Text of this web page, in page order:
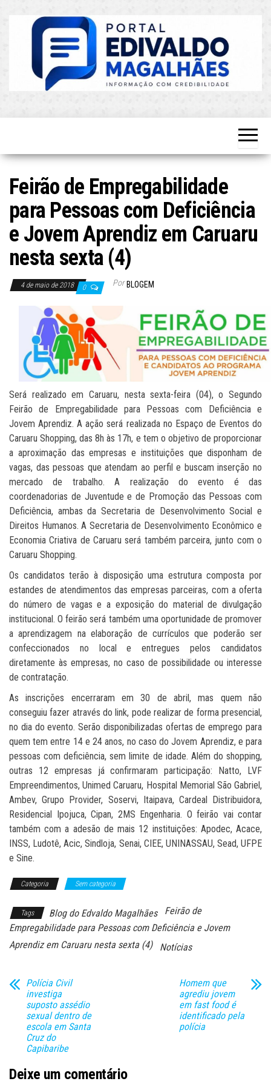
Atualizado!
Feirão de Empregabilidade
para Pessoas com Deficiência
e Jovem Aprendiz em Caruaru
nesta sexta (4)
4 de maio de 2018 0 Por BLOGEM
Será realizado em Caruaru, nesta sexta-feira (04), o Segundo
Feirão de Empregabilidade para Pessoas com Deficiência e
Jovem Aprendiz. A ação será realizada no Espaço de Eventos do
Caruaru Shopping, das 8h às 17h, e tem o objetivo de proporcionar
a aproximação das empresas e instituições que disponham de
vagas, das pessoas que atendam ao perfil e buscam inserção no
mercado de trabalho. A realização do evento é das
coordenadorias de Juventude e de Promoção das Pessoas com
Deficiência, ambas da Secretaria de Desenvolvimento Social e
Direitos Humanos. A Secretaria de Desenvolvimento Econômico e
Economia Criativa de Caruaru será também parceira, junto com o
Caruaru Shopping.
Os candidatos terão à disposição uma estrutura composta por
estandes de atendimentos das empresas parceiras, com a oferta
do número de vagas e a exposição do material de divulgação
institucional. O feirão será também uma oportunidade de promover
a aprendizagem na elaboração de currículos que poderão ser
confeccionados no local e entregues pelos candidatos
diretamente às empresas, no caso de possibilidade ou interesse
de contratação.
As inscrições encerraram em 30 de abril, mas quem não
conseguiu fazer através do link, pode realizar de forma presencial,
no dia do evento. Serão disponibilizadas ofertas de emprego para
quem tem entre 14 e 24 anos, no caso do Jovem Aprendiz, e para
pessoas com deficiência, sem limite de idade. Além do shopping,
outras 12 empresas já confirmaram participação: Natto, LVF
Empreendimentos, Unimed Caruaru, Hospital Memorial São Gabriel,
Ambev, Grupo Provider, Soservi, Itaipava, Cardeal Distribuidora,
Residencial Ipojuca, Cipan, 2MS Engenharia. O feirão vai contar
também com a adesão de mais 12 instituições: Apodec, Acace,
INSS, Ludotê, Acic, Sindloja, Senai, CIEE, UNINASSAU, Sead, UFPE
e Sine.
Categoria Sem categoria
Tags Blog do Edvaldo Magalhães
Feirão de
Empregabilidade para Pessoas com Deficiência e Jovem
Aprendiz em Caruaru nesta sexta (4)
Notícias
Polícia Civil
investiga
suposto assédio
sexual dentro de
escola em Santa
Cruz do
Capibaribe
Homem que
agrediu jovem
em fast food é
identificado pela
polícia
Deixe um comentário